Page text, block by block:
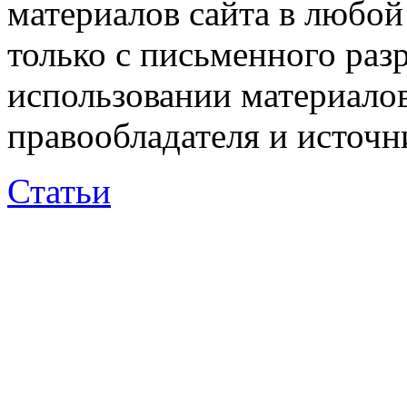
материалов сайта в
только с письменного
использовании
правообладателя и
Статьи